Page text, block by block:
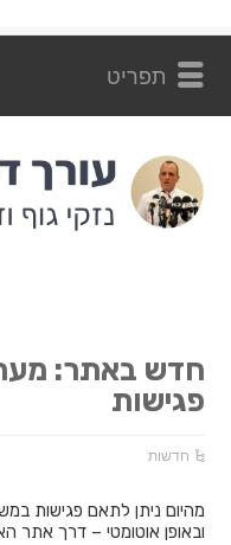
חדש באתר:
פגישות
חדשות
מהיום ניתן לתאם פגישות
ובאופן אוטומטי – דרך אתר